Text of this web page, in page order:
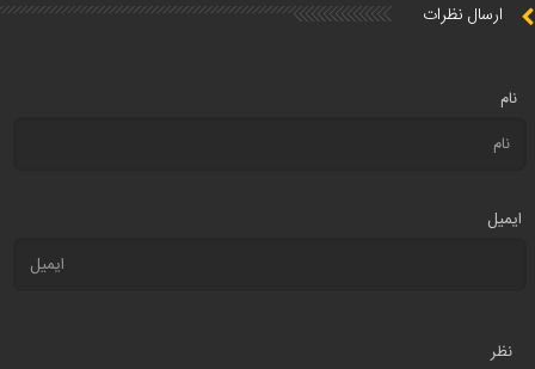
ارسال نظرات
نام
ایمیل
نظر